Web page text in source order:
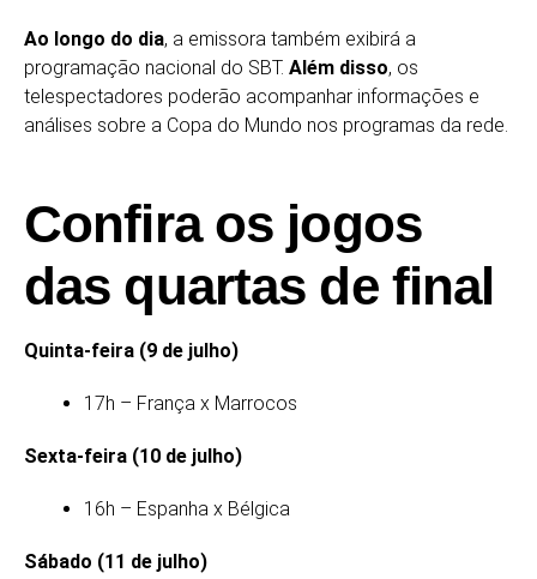
Ao longo do dia, a emissora também exibirá a
programação nacional do SBT. Além disso, os
telespectadores poderão acompanhar informações e
análises sobre a Copa do Mundo nos programas da rede.
Confira os jogos
das quartas de final
Quinta-feira (9 de julho)
17h – França x Marrocos
Sexta-feira (10 de julho)
16h – Espanha x Bélgica
Sábado (11 de julho)